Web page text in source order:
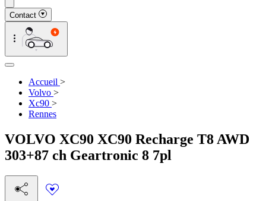
Contact
Accueil >
Volvo >
Xc90 >
Rennes
VOLVO XC90 XC90 Recharge T8 AWD
303+87 ch Geartronic 8 7pl